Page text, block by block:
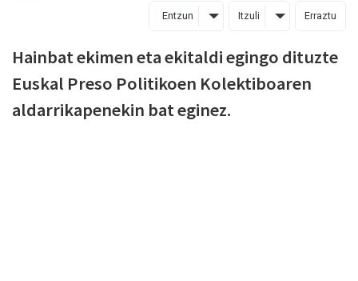
Entzun Itzuli Erraztu
Hainbat ekimen eta ekitaldi egingo dituzte
Euskal Preso Politikoen Kolektiboaren
aldarrikapenekin bat eginez.